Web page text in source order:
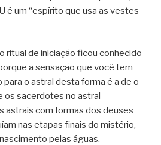
é um “espírito que usa as vestes
ritual de iniciação ficou conhecido
a sensação que você tem
o astral desta forma é a de o
os sacerdotes no astral
astrais com formas dos deuses
nas etapas finais do mistério,
pelas águas.